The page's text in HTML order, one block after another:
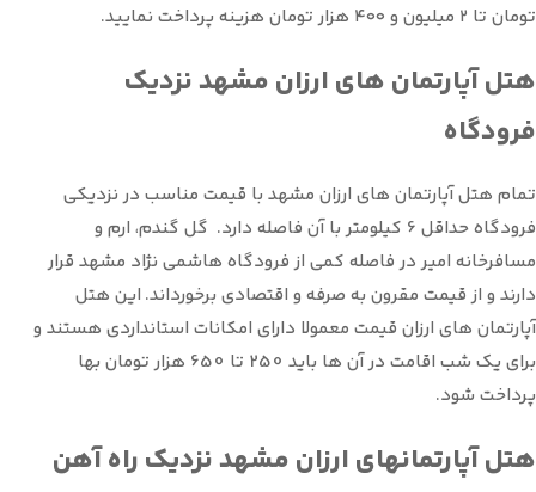
تومان تا ۲ میلیون و ۴۰۰ هزار تومان هزینه پرداخت نمایید.
هتل آپارتمان های ارزان مشهد نزدیک
فرودگاه
تمام هتل آپارتمان های ارزان مشهد با قیمت مناسب در نزدیکی
فرودگاه حداقل 6 کیلومتر با آن فاصله دارد. گل گندم، ارم و
مسافرخانه امیر در فاصله کمی از فرودگاه هاشمی نژاد مشهد قرار
دارند و از قیمت مقرون به صرفه و اقتصادی برخورداند. این هتل
آپارتمان های ارزان قیمت معمولا دارای امکانات استانداردی هستند و
برای یک شب اقامت در آن ها باید 250 تا 650 هزار تومان بها
پرداخت شود.
هتل آپارتمانهای ارزان مشهد نزدیک راه آهن